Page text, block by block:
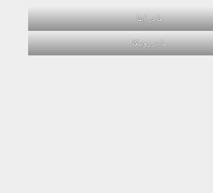
ما در ایتا
ما در روبیکا